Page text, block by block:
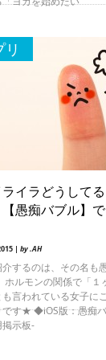
リ
イラどうして
愚痴バブル】
| by .AH
するのは、その名も
ホルモンの関係で「１
言われている女子に
です★ ◆iOS版：愚痴
掲示板-